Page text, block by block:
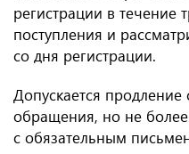
регистрации в течение
поступления и
со дня регистрации.
Допускается продление
обращения, но не
с обязательным